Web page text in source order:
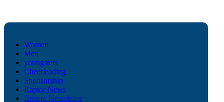
Women
Men
youngsters
Cheerleading
Sponsorship
Raptor News
Unsere Newsletter